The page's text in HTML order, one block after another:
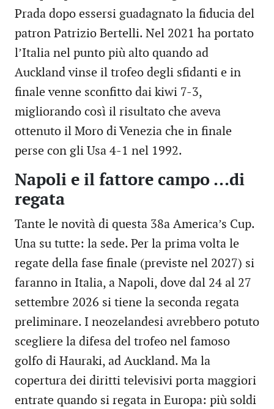
Prada dopo essersi guadagnato la fiducia del
patron Patrizio Bertelli. Nel 2021 ha portato
l’Italia nel punto più alto quando ad
Auckland vinse il trofeo degli sfidanti e in
finale venne sconfitto dai kiwi 7-3,
migliorando così il risultato che aveva
ottenuto il Moro di Venezia che in finale
perse con gli Usa 4-1 nel 1992.
Napoli e il fattore campo ...di
regata
Tante le novità di questa 38a America’s Cup.
Una su tutte: la sede. Per la prima volta le
regate della fase finale (previste nel 2027) si
faranno in Italia, a Napoli, dove dal 24 al 27
settembre 2026 si tiene la seconda regata
preliminare. I neozelandesi avrebbero potuto
scegliere la difesa del trofeo nel famoso
golfo di Hauraki, ad Auckland. Ma la
copertura dei diritti televisivi porta maggiori
entrate quando si regata in Europa: più soldi